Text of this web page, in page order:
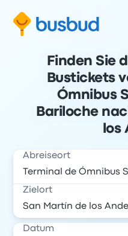
Finden Sie
Bustickets
Ómnibus
Bariloche
los
Abreiseort
Zielort
Datum